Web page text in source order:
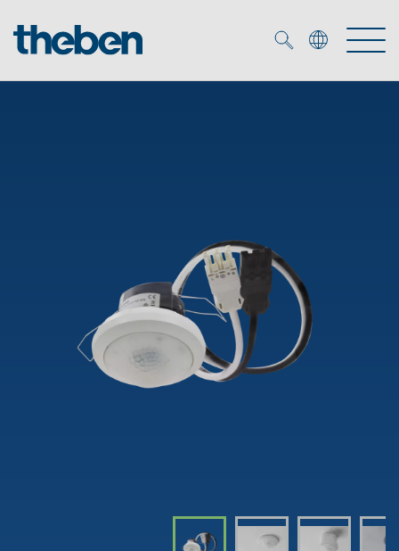
Läsnäolo- ja liiketunnistimet
LED valaisin
KNX-järjestelmät
Liike- ja läsnäolotunnistimet
Mediakirjasto